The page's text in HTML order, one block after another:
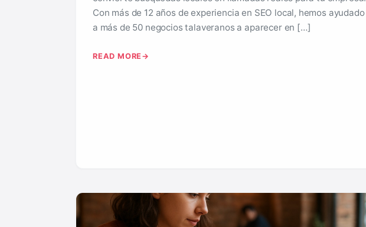
Con más de 12 años de experiencia en SEO local, hemos ayudado
a más de 50 negocios talaveranos a aparecer en […]
READ MORE